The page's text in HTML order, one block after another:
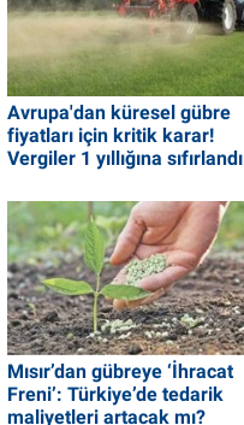
Avrupa'dan küresel gübre
fiyatları için kritik karar!
Vergiler 1 yıllığına sıfırlandı
Mısır’dan gübreye ‘İhracat
Freni’: Türkiye’de tedarik
maliyetleri artacak mı?